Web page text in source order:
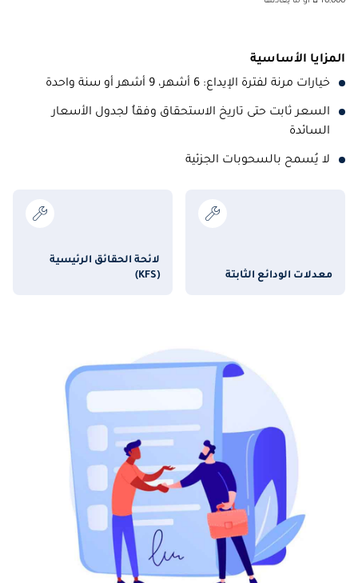
المزايا الأساسية
خيارات مرنة لفترة الإيداع: 6 أشهر، 9 أشهر أو سنة واحدة
السعر ثابت حتى تاريخ الاستحقاق وفقاُ لجدول الأسعار
السائدة
لا يُسمح بالسحوبات الجزئية
معدلات الودائع الثابتة
لائحة الحقائق الرئيسية
(KFS)